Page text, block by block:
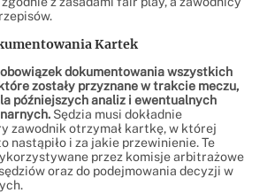
Kartek
dokumentowania wszystkich
zostały przyznane w trakcie meczu,
późniejszych analiz i ewentualnych
Sędzia musi dokładnie
zawodnik otrzymał kartkę, w której
nastąpiło i za jakie przewinienie. Te
przez komisje arbitrażowe
oraz do podejmowania decyzji w